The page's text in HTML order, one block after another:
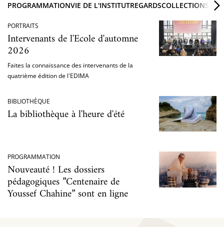
PROGRAMMATIONVIE DE L'INSTITUTREGARDSCOLLECTIONS ET
PORTRAITS
Intervenants de l'Ecole d'automne
2026
Faites la connaissance des intervenants de la
quatrième édition de l'EDIMA
BIBLIOTHÈQUE
La bibliothèque à l'heure d'été
PROGRAMMATION
Nouveauté ! Les dossiers
pédagogiques ”Centenaire de
Youssef Chahine” sont en ligne